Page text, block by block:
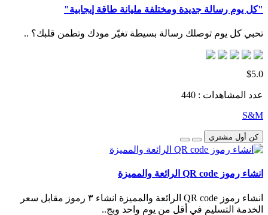
"كل يوم رسالة جديدة ومختلفة مليانة طاقة إيجابية"
تحبي كل يوم توصلك رسالة بسيطة تغيّر مودك وتطمن قلبك؟ ..
$5.0
عدد المشاهدات : 440
S&M
كن أول مشتري
انشاء رموز QR code الرائعة والمميزة
انشاء رموز QR code الرائعة والمميزة انشاء ٣ رموز مقابل سعر
الخدمة التسليم في أقل من يوم واحد وبج..